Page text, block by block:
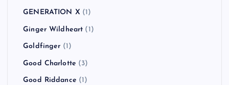
GENERATION X (1)
Ginger Wildheart (1)
Goldfinger (1)
Good Charlotte (3)
Good Riddance (1)